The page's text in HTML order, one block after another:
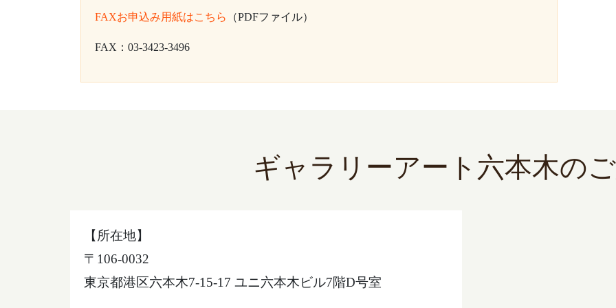
FAXお申込み用紙はこちら （PDFファイル）
FAX：03-3423-3496
ギャラリーアート六本木の
【所在地】
〒106-0032
東京都港区六本木7-15-17 ユニ六本木ビル7階D号室